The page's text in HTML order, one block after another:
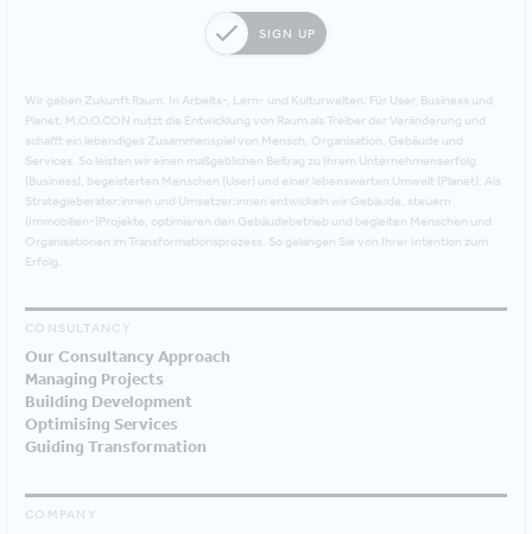
SIGN UP
Wir geben Zukunft Raum. In Arbeits-, Lern- und Kulturwelten. Für User, Business und
Planet. M.O.O.CON nutzt die Entwicklung von Raum als Treiber der Veränderung und
schafft ein lebendiges Zusammenspiel von Mensch, Organisation, Gebäude und
Services. So leisten wir einen maßgeblichen Beitrag zu Ihrem Unternehmenserfolg
(Business), begeisterten Menschen (User) und einer lebenswerten Umwelt (Planet). Als
Strategieberater:innen und Umsetzer:innen entwickeln wir Gebäude, steuern
(Immobilien-)Projekte, optimieren den Gebäudebetrieb und begleiten Menschen und
Organisationen im Transformationsprozess. So gelangen Sie von Ihrer Intention zum
Erfolg.
CONSULTANCY
Our Consultancy Approach
Managing Projects
Building Development
Optimising Services
Guiding Transformation
COMPANY